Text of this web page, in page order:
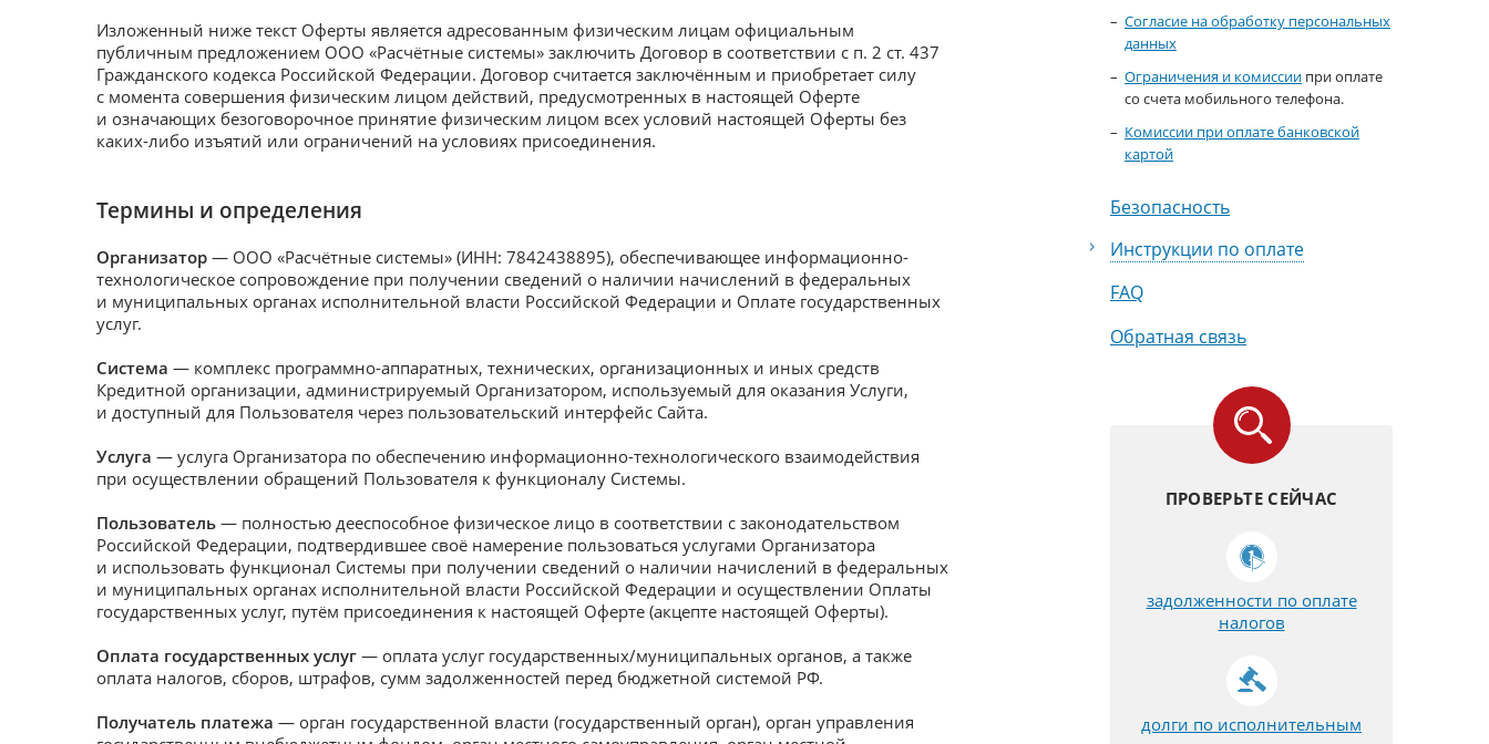
Изложенный ниже текст Оферты является адресованным физическим лицам официальным
публичным предложением ООО «Расчётные системы» заключить Договор в соответствии с п. 2 ст. 437
Гражданского кодекса Российской Федерации. Договор считается заключённым и приобретает силу
с момента совершения физическим лицом действий, предусмотренных в настоящей Оферте
и означающих безоговорочное принятие физическим лицом всех условий настоящей Оферты без
каких-либо изъятий или ограничений на условиях присоединения.
Термины и определения
Организатор — ООО «Расчётные системы» (ИНН: 7842438895), обеспечивающее информационно-
технологическое сопровождение при получении сведений о наличии начислений в федеральных
и муниципальных органах исполнительной власти Российской Федерации и Оплате государственных
услуг.
Система — комплекс программно-аппаратных, технических, организационных и иных средств
Кредитной организации, администрируемый Организатором, используемый для оказания Услуги,
и доступный для Пользователя через пользовательский интерфейс Сайта.
Услуга — услуга Организатора по обеспечению информационно-технологического взаимодействия
при осуществлении обращений Пользователя к функционалу Системы.
Пользователь — полностью дееспособное физическое лицо в соответствии с законодательством
Российской Федерации, подтвердившее своё намерение пользоваться услугами Организатора
и использовать функционал Системы при получении сведений о наличии начислений в федеральных
и муниципальных органах исполнительной власти Российской Федерации и осуществлении Оплаты
государственных услуг, путём присоединения к настоящей Оферте (акцепте настоящей Оферты).
Оплата государственных услуг — оплата услуг государственных/муниципальных органов, а также
оплата налогов, сборов, штрафов, сумм задолженностей перед бюджетной системой РФ.
Получатель платежа — орган государственной власти (государственный орган), орган управления
Согласие на обработку персональных
данных
Ограничения и комиссии при оплате
со счета мобильного телефона.
Комиссии при оплате банковской
картой
Безопасность
Инструкции по оплате
FAQ
Обратная связь
ПРОВЕРЬТЕ СЕЙЧАС
задолженности по оплате
налогов
долги по исполнительным